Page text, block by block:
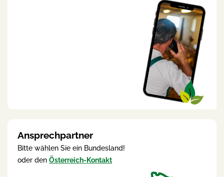
Ansprechpartner
Bitte wählen Sie ein Bundesland!
oder den Österreich-Kontakt